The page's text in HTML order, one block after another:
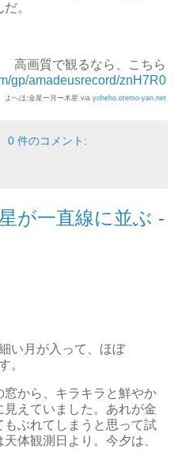
。
高画質で観るなら、こちら
gp/amadeusrecord/znH7R0
よへほ:金星ー月ー木星 via yoheho.otemo-yan.net
0 件のコメント:
が一直線に並ぶ -
い月が入って、ほぼ
。
から、キラキラと鮮やか
えていました。あれが金
ぶれてしまうと思って試
体観測日より。今夕は、